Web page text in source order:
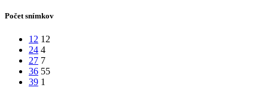
Počet snímkov
12 12
24 4
27 7
36 55
39 1